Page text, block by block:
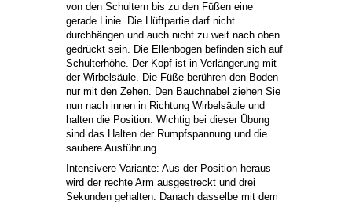
von den Schultern bis zu den Füßen eine
gerade Linie. Die Hüftpartie darf nicht
durchhängen und auch nicht zu weit nach oben
gedrückt sein. Die Ellenbogen befinden sich auf
Schulterhöhe. Der Kopf ist in Verlängerung mit
der Wirbelsäule. Die Füße berühren den Boden
nur mit den Zehen. Den Bauchnabel ziehen Sie
nun nach innen in Richtung Wirbelsäule und
halten die Position. Wichtig bei dieser Übung
sind das Halten der Rumpfspannung und die
saubere Ausführung.
Intensivere Variante: Aus der Position heraus
wird der rechte Arm ausgestreckt und drei
Sekunden gehalten. Danach dasselbe mit dem